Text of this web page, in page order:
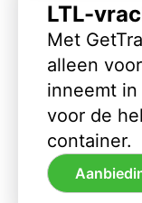
LTL-
Met
alleen
inneemt
voor de
container.